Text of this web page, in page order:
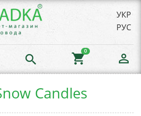
УКР
РУС
search shopping_cart
0
person_outline
Candles